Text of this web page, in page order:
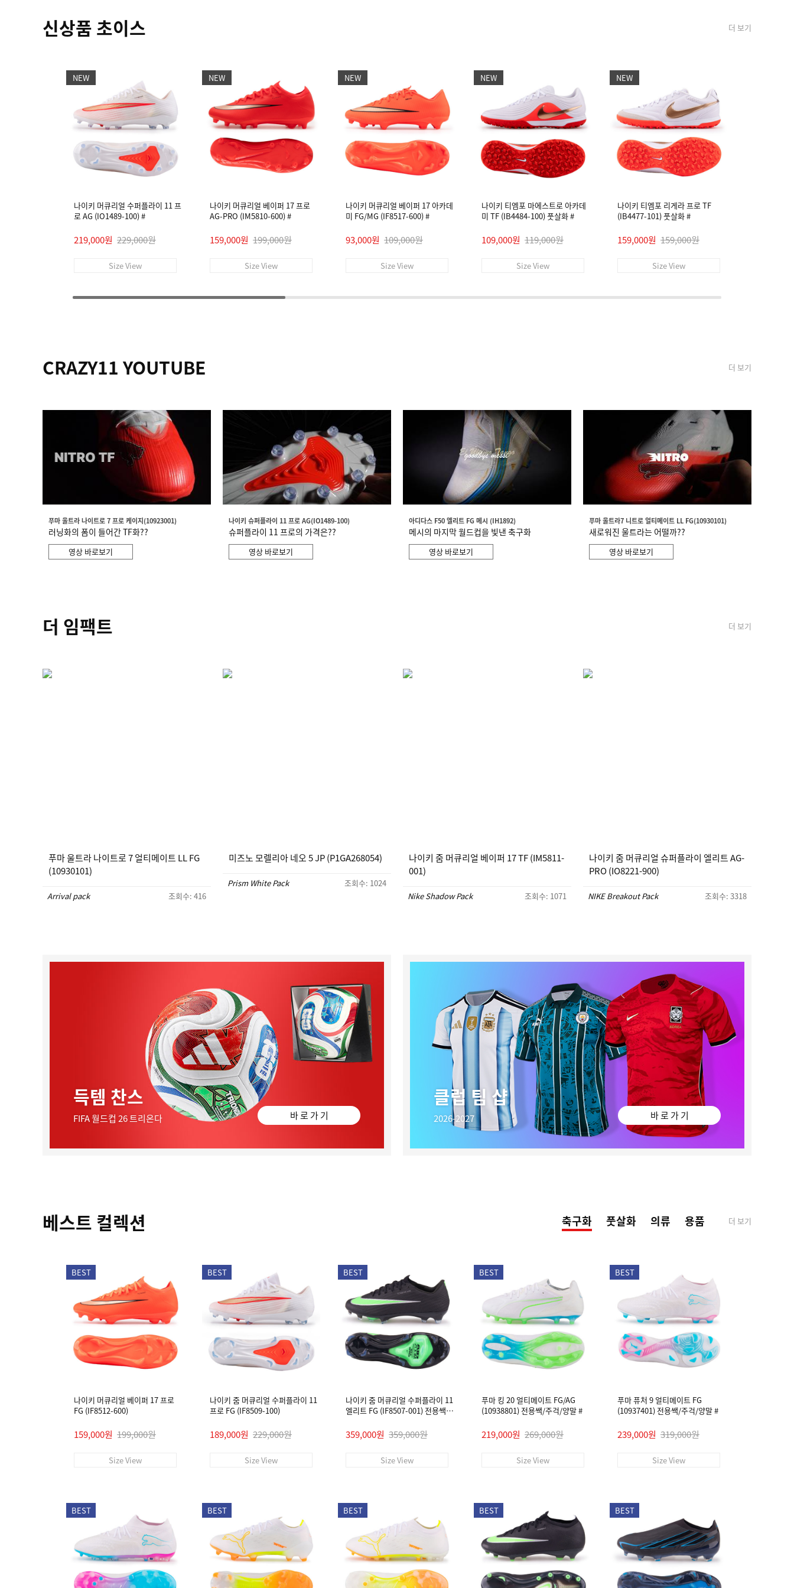
신상품 초이스 더 보기
NEW
나이키 머큐리얼 수퍼플라이 11 프
로 AG (IO1489-100) #
219,000원 229,000원
Size View
NEW
나이키 머큐리얼 베이퍼 17 프로
AG-PRO (IM5810-600) #
159,000원 199,000원
Size View
NEW
나이키 머큐리얼 베이퍼 17 아카데
미 FG/MG (IF8517-600) #
93,000원 109,000원
Size View
NEW
나이키 티엠포 마에스트로 아카데
미 TF (IB4484-100) 풋살화 #
109,000원 119,000원
Size View
NEW
나이키 티엠포 리게라 프로 TF
(IB4477-101) 풋살화 #
159,000원 159,000원
Size View
CRAZY11 YOUTUBE 더 보기
푸마 울트라 나이트로 7 프로 케이지(10923001)
러닝화의 폼이 들어간 TF화??
영상 바로보기
나이키 슈퍼플라이 11 프로 AG(IO1489-100)
슈퍼플라이 11 프로의 가격은??
영상 바로보기
아디다스 F50 엘리트 FG 메시 (IH1892)
메시의 마지막 월드컵을 빛낸 축구화
영상 바로보기
푸마 울트라7 니트로 얼티메이트 LL FG(10930101)
새로워진 울트라는 어떨까??
영상 바로보기
더 임팩트 더 보기
푸마 울트라 나이트로 7 얼티메이트 LL FG
(10930101)
Arrival pack 조회수: 416
미즈노 모렐리아 네오 5 JP (P1GA268054)
Prism White Pack 조회수: 1024
나이키 줌 머큐리얼 베이퍼 17 TF (IM5811-
001)
Nike Shadow Pack 조회수: 1071
나이키 줌 머큐리얼 슈퍼플라이 엘리트 AG-
PRO (IO8221-900)
NIKE Breakout Pack 조회수: 3318
득템 찬스
FIFA 월드컵 26 트리온다 바 로 가 기
클럽 팀 샵
2026-2027 바 로 가 기
베스트 컬렉션 축구화 풋살화 의류 용품 더 보기
BEST
나이키 머큐리얼 베이퍼 17 프로
FG (IF8512-600)
159,000원 199,000원
Size View
BEST
나이키 줌 머큐리얼 수퍼플라이 11
프로 FG (IF8509-100)
189,000원 229,000원
Size View
BEST
나이키 줌 머큐리얼 수퍼플라이 11
엘리트 FG (IF8507-001) 전용쌕/
359,000원 359,000원
Size View
BEST
푸마 킹 20 얼티메이트 FG/AG
(10938801) 전용쌕/주걱/양말 #
219,000원 269,000원
Size View
BEST
푸마 퓨처 9 얼티메이트 FG
(10937401) 전용쌕/주걱/양말 #
239,000원 319,000원
Size View
BEST BEST BEST BEST BEST